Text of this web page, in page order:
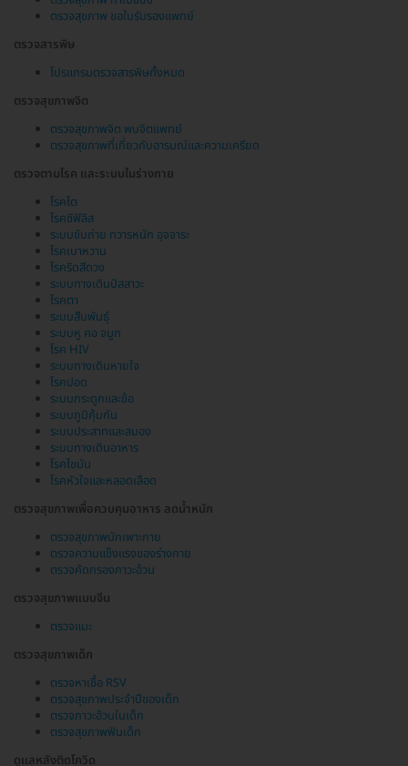
ตรวจสุขภาพ ขอใบรับรองแพทย์
ตรวจสารพิษ
โปรแกรมตรวจสารพิษทั้งหมด
ตรวจสุขภาพจิต
ตรวจสุขภาพจิต พบจิตแพทย์
ตรวจสุขภาพที่เกี่ยวกับอารมณ์และความเครียด
ตรวจตามโรค และระบบในร่างกาย
โรคไต
โรคซิฟิลิส
ระบบขับถ่าย ทวารหนัก อุจจาระ
โรคเบาหวาน
โรคริดสีดวง
ระบบทางเดินปัสสาวะ
โรคตา
ระบบสืบพันธุ์
ระบบหู คอ จมูก
โรค HIV
ระบบทางเดินหายใจ
โรคปอด
ระบบกระดูกและข้อ
ระบบภูมิคุ้มกัน
ระบบประสาทและสมอง
ระบบทางเดินอาหาร
โรคไขมัน
โรคหัวใจและหลอดเลือด
ตรวจสุขภาพเพื่อควบคุมอาหาร ลดน้ำหนัก
ตรวจสุขภาพนักเพาะกาย
ตรวจความแข็งแรงของร่างกาย
ตรวจคัดกรองภาวะอ้วน
ตรวจสุขภาพแบบจีน
ตรวจแมะ
ตรวจสุขภาพเด็ก
ตรวจหาเชื้อ RSV
ตรวจสุขภาพประจำปีของเด็ก
ตรวจภาวะอ้วนในเด็ก
ตรวจสุขภาพฟันเด็ก
ดูแลหลังติดโควิด